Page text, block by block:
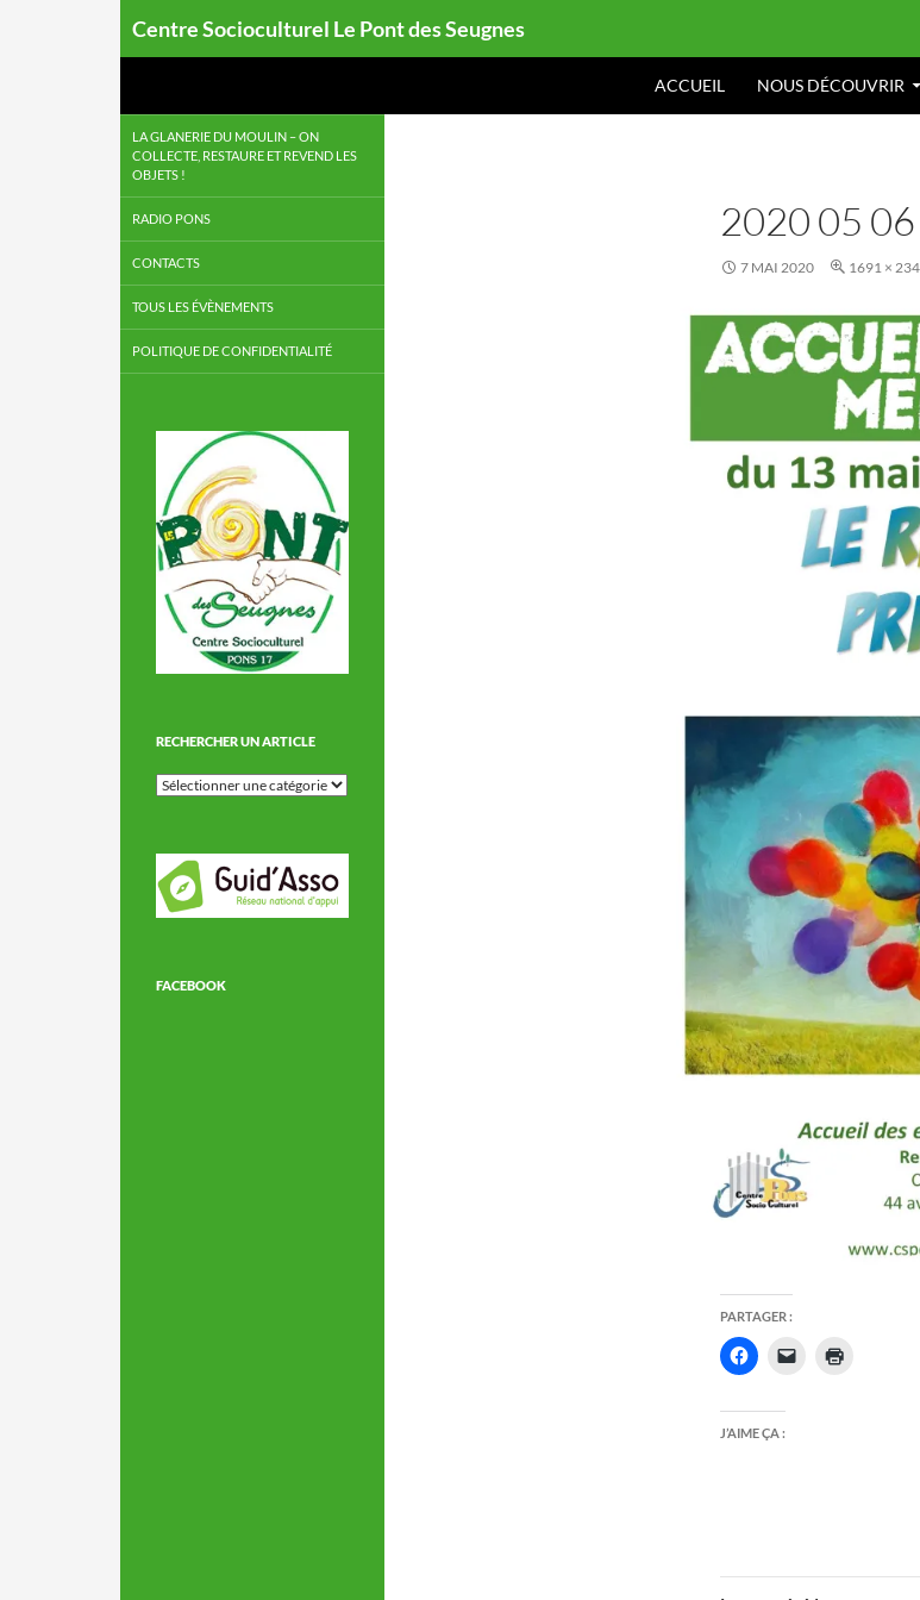
Centre Socioculturel Le Pont des Seugnes
ACCUEIL NOUS DÉCOUVRIR
2020 05
7 MAI 2020 1691 ×
PARTAGER :
J’AIME ÇA :
LA GLANERIE DU MOULIN – ON
COLLECTE, RESTAURE ET REVEND LES
OBJETS !
RADIO PONS
CONTACTS
TOUS LES ÉVÈNEMENTS
POLITIQUE DE CONFIDENTIALITÉ
RECHERCHER UN ARTICLE
Rechercher
FACEBOOK